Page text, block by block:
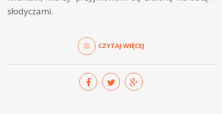
słodyczami.
CZYTAJ WIĘCEJ